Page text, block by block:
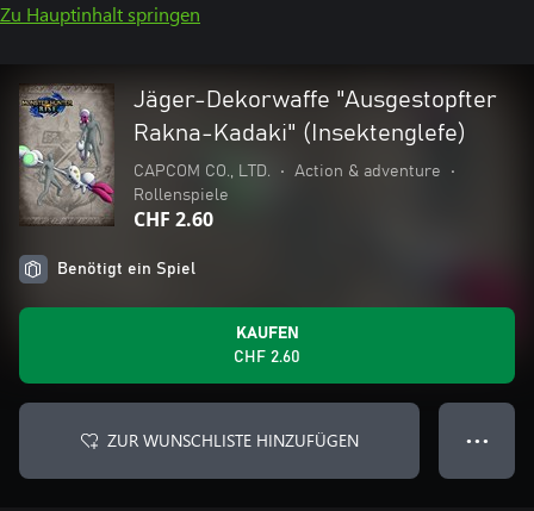
Zu Hauptinhalt springen
Jäger-Dekorwaffe "Ausgestopfter
Rakna-Kadaki" (Insektenglefe)
CAPCOM CO., LTD. • Action & adventure
•
Rollenspiele
CHF 2.60
Benötigt ein Spiel
KAUFEN
CHF 2.60
ZUR WUNSCHLISTE HINZUFÜGEN ● ● ●